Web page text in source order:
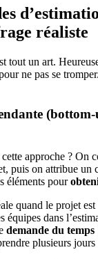
réaliste
tout un art.
ne pas se
approche ? On
puis on attribue un
éléments pour
quand le projet
équipes dans
demande du temps
plusieurs